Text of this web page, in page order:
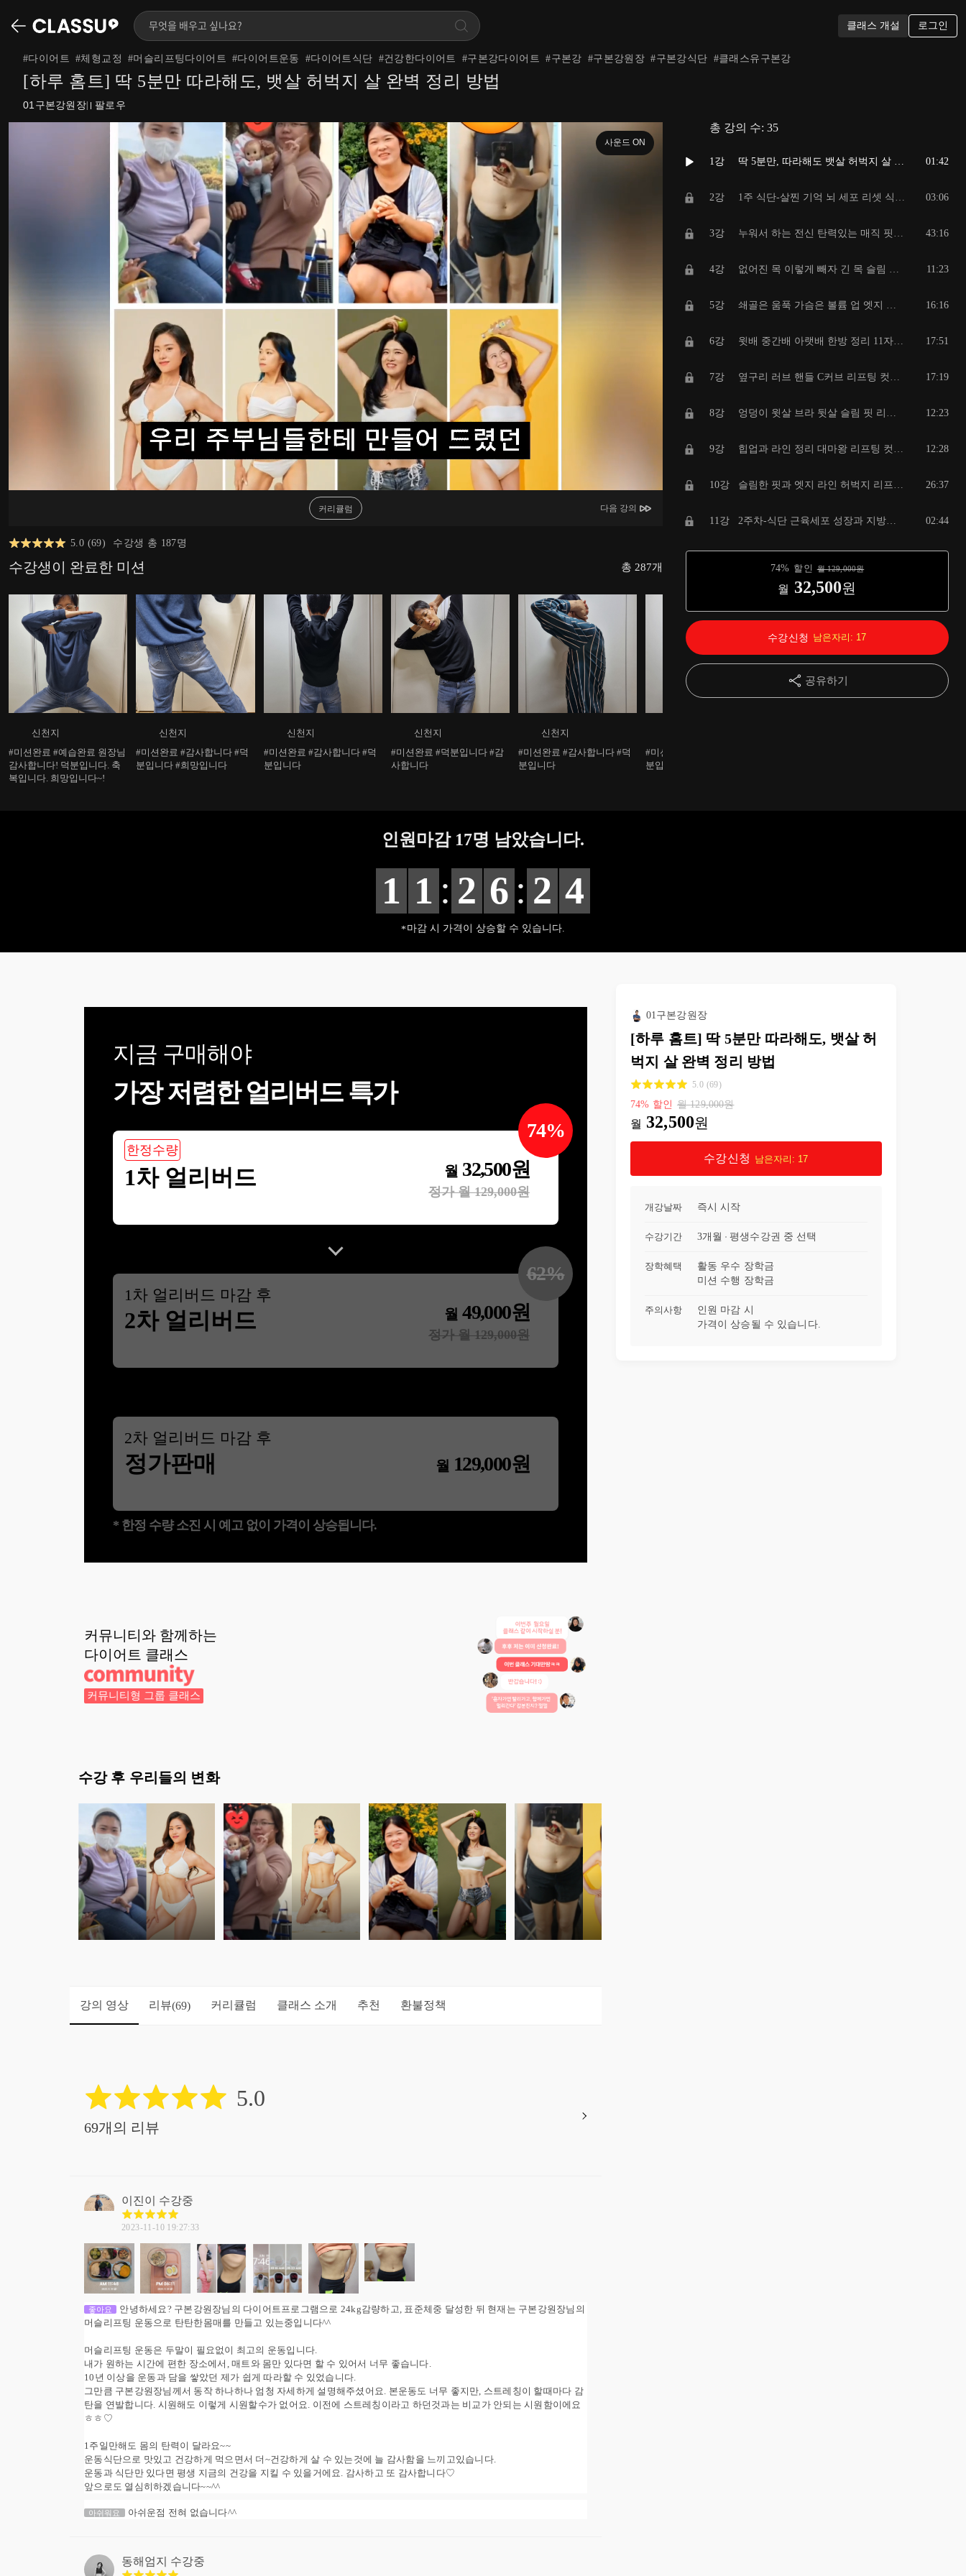
클래스 개설 로그인
#다이어트 #체형교정 #머슬리프팅다이어트 #다이어트운동 #다이어트식단 #건강한다이어트 #구본강다이어트 #구본강 #구본강원장 #구본강식단 #클래스유구본강
[하루 홈트] 딱 5분만 따라해도, 뱃살 허벅지 살 완벽 정리 방법
01구본강원장| 팔로우
사운드 ON
커리큘럼 다음 강의
총 강의 수: 35
1강 딱 5분만, 따라해도 뱃살 허벅지 살 완벽 정리 방법 공개!! 01:42
2강 1주 식단-살찐 기억 뇌 세포 리셋 식단의 비밀 1 03:06
3강 누워서 하는 전신 탄력있는 매직 핏 스트레칭 레벨1 43:16
4강 없어진 목 이렇게 빼자 긴 목 슬림 등 바디 컷 레벨1 11:23
5강 쇄골은 움푹 가슴은 볼륨 업 엣지 핏 리프팅 레벨1 16:16
6강 윗배 중간배 아랫배 한방 정리 11자 복근 리프팅 레벨1 17:51
7강 옆구리 러브 핸들 C커브 리프팅 컷팅 레벨1 17:19
8강 엉덩이 윗살 브라 뒷살 슬림 핏 리프팅 레벨1 12:23
9강 힙업과 라인 정리 대마왕 리프팅 컷 레벨1 12:28
10강 슬림한 핏과 엣지 라인 허벅지 리프팅 컷 레벨1 26:37
11강 2주차-식단 근육세포 성장과 지방세포 종식 식단의 비밀 2 02:44
48:03
08:51
15강 매혹적인 11자 복부 이렇게 파면 한번에 1석3조 컷 레벨2 12:13
16강 러브핸들 이별핸들 이렇게 컷팅하자 옆구리 C컷 레벨2 10:59
23강 왜 유독 아랫배만 따로 놀까? 아랫배도 완벽 컷 레벨3 12:02
26강
29강
30강
31강 매혹적인 복부 컷팅 마무리하기 레벨4
32강
33강 속옷과 라인이 같은 뒤태 컷팅 레벨4
74% 할인 월129,000원
월 32,500원
공유하기
수강신청 남은자리: 17
5.0 (69) 수강생 총 187명
수강생이 완료한 미션 총 287개
신천지
#미션완료 #예습완료 원장님
감사합니다! 덕분입니다. 축
복입니다. 희망입니다~!
신천지
#미션완료 #감사합니다 #덕
분입니다 #희망입니다
신천지
#미션완료 #감사합니다 #덕
분입니다
신천지
#미션완료 #덕분입니다 #감
사합니다
신천지
#미션완료 #감사합니다 #덕
분입니다
#미션완료 #감사합니다 #덕
분입니다
인원마감 17명 남았습니다.
1 1 : 2 6 : 2 3
마감 시 가격이 상승할 수 있습니다.
지금 구매해야
가장 저렴한 얼리버드 특가
한정수량
1차 얼리버드 월 32,500원
정가 월129,000원
74%
1차 얼리버드 마감 후
2차 얼리버드 월49,000원
정가 월129,000원
62%
2차 얼리버드 마감 후
정가판매 월 129,000원
* 한정 수량 소진 시 예고 없이 가격이 상승됩니다.
커뮤니티와 함께하는
다이어트 클래스
커뮤니티형 그룹 클래스
수강 후 우리들의 변화
강의 영상 리뷰(69) 커리큘럼 클래스 소개 추천 환불정책
5.0
69개의 리뷰
이진이 수강중
2023-11-10 19:27:33
좋아요
안녕하세요? 구본강원장님의 다이어트프로그램으로 24kg감량하고, 표준체중 달성한 뒤 현재는 구본강원장님의
머슬리프팅 운동으로 탄탄한몸매를 만들고 있는중입니다^^
머슬리프팅 운동은 두말이 필요없이 최고의 운동입니다.
내가 원하는 시간에 편한 장소에서, 매트와 몸만 있다면 할 수 있어서 너무 좋습니다.
10년 이상을 운동과 담을 쌓았던 제가 쉽게 따라할 수 있었습니다.
그만큼 구본강원장님께서 동작 하나하나 엄청 자세하게 설명해주셨어요. 본운동도 너무 좋지만, 스트레칭이 할때마다 감
탄을 연발합니다. 시원해도 이렇게 시원할수가 없어요. 이전에 스트레칭이라고 하던것과는 비교가 안되는 시원함이에요
ㅎㅎ♡
1주일만해도 몸의 탄력이 달라요~~
운동식단으로 맛있고 건강하게 먹으면서 더~건강하게 살 수 있는것에 늘 감사함을 느끼고있습니다.
운동과 식단만 있다면 평생 지금의 건강을 지킬 수 있을거에요. 감사하고 또 감사합니다♡
앞으로도 열심히하겠습니다~~^^
아쉬워요 아쉬운점 전혀 없습니다^^
동해엄지 수강중
01구본강원장
[하루 홈트] 딱 5분만 따라해도, 뱃살 허
벅지 살 완벽 정리 방법
5.0 (69)
74% 할인 월129,000원
월 32,500원
수강신청 남은자리: 17
개강날짜 즉시 시작
수강기간 3개월 평생 수강권 중 선택
장학혜택
활동 우수 장학금
미션 수행 장학금
주의사항
인원 마감 시
가격이 상승될 수 있습니다.